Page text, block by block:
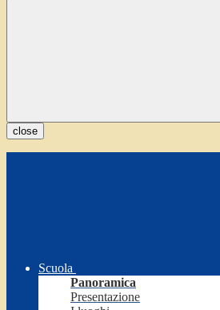
close
Scuola
Panoramica
Presentazione